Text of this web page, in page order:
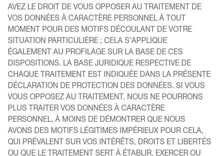
AVEZ LE DROIT DE VOUS OPPOSER AU TRAITEMENT DE
VOS DONNÉES À CARACTÈRE PERSONNEL À TOUT
MOMENT POUR DES MOTIFS DÉCOULANT DE VOTRE
SITUATION PARTICULIÈRE ; CELA S’APPLIQUE
ÉGALEMENT AU PROFILAGE SUR LA BASE DE CES
DISPOSITIONS. LA BASE JURIDIQUE RESPECTIVE DE
CHAQUE TRAITEMENT EST INDIQUÉE DANS LA PRÉSENTE
DÉCLARATION DE PROTECTION DES DONNÉES. SI VOUS
VOUS OPPOSEZ AU TRAITEMENT, NOUS NE POURRONS
PLUS TRAITER VOS DONNÉES À CARACTÈRE
PERSONNEL, À MOINS DE DÉMONTRER QUE NOUS
AVONS DES MOTIFS LÉGITIMES IMPÉRIEUX POUR CELA,
QUI PRÉVALENT SUR VOS INTÉRÊTS, DROITS ET LIBERTÉS
OU QUE LE TRAITEMENT SERT À ÉTABLIR, EXERCER OU